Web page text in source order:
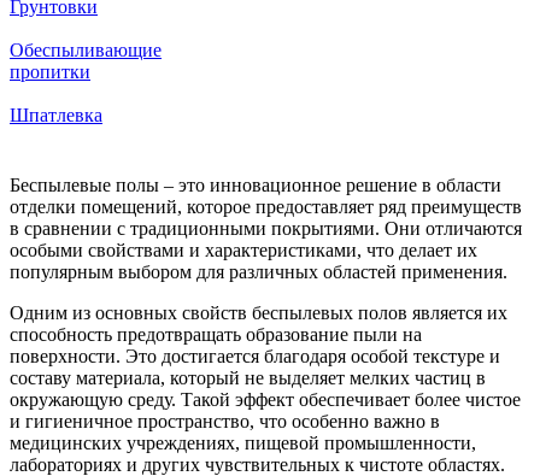
Грунтовки
Обеспыливающие
пропитки
Шпатлевка
Беспылевые полы – это инновационное решение в области
отделки помещений, которое предоставляет ряд преимуществ
в сравнении с традиционными покрытиями. Они отличаются
особыми свойствами и характеристиками, что делает их
популярным выбором для различных областей применения.
Одним из основных свойств беспылевых полов является их
способность предотвращать образование пыли на
поверхности. Это достигается благодаря особой текстуре и
составу материала, который не выделяет мелких частиц в
окружающую среду. Такой эффект обеспечивает более чистое
и гигиеничное пространство, что особенно важно в
медицинских учреждениях, пищевой промышленности,
лабораториях и других чувствительных к чистоте областях.